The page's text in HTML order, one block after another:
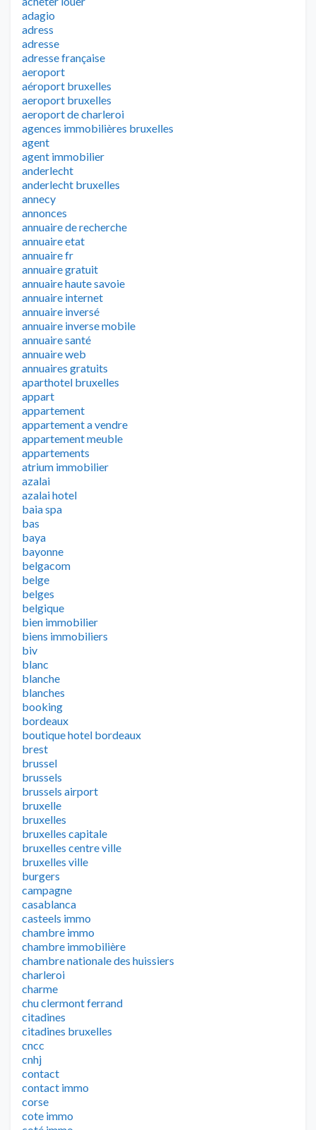
adagio
adress
adresse
adresse française
aeroport
aéroport bruxelles
aeroport bruxelles
aeroport de charleroi
agences immobilières bruxelles
agent
agent immobilier
anderlecht
anderlecht bruxelles
annecy
annonces
annuaire de recherche
annuaire etat
annuaire fr
annuaire gratuit
annuaire haute savoie
annuaire internet
annuaire inversé
annuaire inverse mobile
annuaire santé
annuaire web
annuaires gratuits
aparthotel bruxelles
appart
appartement
appartement a vendre
appartement meuble
appartements
atrium immobilier
azalai
azalai hotel
baia spa
bas
baya
bayonne
belgacom
belge
belges
belgique
bien immobilier
biens immobiliers
biv
blanc
blanche
blanches
booking
bordeaux
boutique hotel bordeaux
brest
brussel
brussels
brussels airport
bruxelle
bruxelles
bruxelles capitale
bruxelles centre ville
bruxelles ville
burgers
campagne
casablanca
casteels immo
chambre immo
chambre immobilière
chambre nationale des huissiers
charleroi
charme
chu clermont ferrand
citadines
citadines bruxelles
cncc
cnhj
contact
contact immo
corse
cote immo